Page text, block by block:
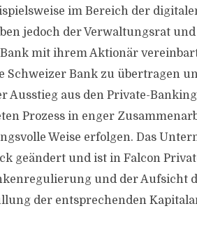
im Bereich der
jedoch der Verwaltungsrat und
mit ihrem Aktionär
Schweizer Bank zu übertragen
Ausstieg aus den Private-
Prozess in enger
Weise erfolgen. Das
geändert und ist in Falcon
und der Aufsicht
der entsprechenden